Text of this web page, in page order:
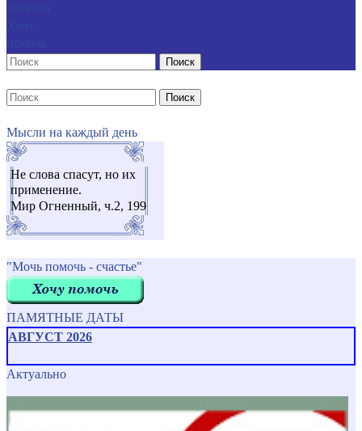
Поиск
Поиск
Мысли на каждый день
Не слова спасут, но их
применение.
Мир Огненный, ч.2, 199
"Мочь помочь - счастье"
ПАМЯТНЫЕ ДАТЫ
АВГУСТ 2026
Актуально